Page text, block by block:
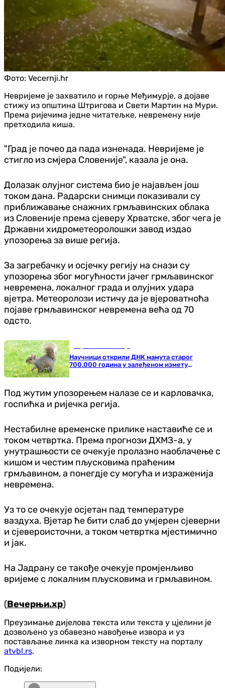
Фото: Vecernji.hr
Невријеме је захватило и горње Међимурје, а дојаве
стижу из општина Штригова и Свети Мартин на Мури.
Према ријечима једне читатељке, невремену није
претходила киша.
"Град је почео да пада изненада. Невријеме је
стигло из смјера Словеније", казала је она.
Долазак олујног система био је најављен још
током дана. Радарски снимци показивали су
приближавање снажних грмљавинских облака
из Словеније према сјеверу Хрватске, због чега је
Државни хидрометеоролошки завод издао
упозорења за више регија.
За загребачку и осјечку регију на снази су
упозорења због могућности јачег грмљавинског
невремена, локалног града и олујних удара
вјетра. Метеоролози истичу да је вјероватноћа
појаве грмљавинског невремена већа од 70
одсто.
Научници открили ДНК мамута старог
700.000 година у залеђеном измету
вјеверице
Под жутим упозорењем налазе се и карловачка,
госпићка и ријечка регија.
Нестабилне временске прилике наставиће се и
током четвртка. Према прогнози ДХМЗ-а, у
унутрашњости се очекује пролазно наоблачење с
кишом и честим пљусковима праћеним
грмљавином, а понегдје су могућа и израженија
невремена.
Уз то се очекује осјетан пад температуре
ваздуха. Вјетар ће бити слаб до умјерен сјеверни
и сјевероисточни, а током четвртка мјестимично
и јак.
На Јадрану се такође очекује промјенљиво
вријеме с локалним пљусковима и грмљавином.
(Вечерњи.хр)
Преузимање дијелова текста или текста у цјелини је
дозвољено уз обавезно навођење извора и уз
постављање линка ка изворном тексту на порталу
atvbl.rs.
Подијели: